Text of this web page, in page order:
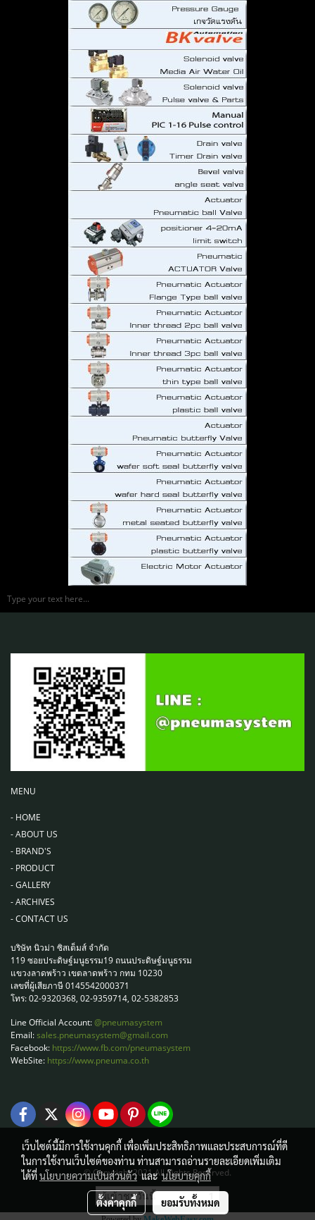
Type your text here...
MENU
- HOME
-ABOUT US
- BRAND'S
- PRODUCT
-GALLERY
-ARCHIVES
-CONTACT US
บริษัท นิวม่า ซิสเต็มส์ จำกัด
119 ซอยประดิษฐ์มนูธรรม19 ถนนประดิษฐ์มนูธรรม
แขวงลาดพร้าว เขตลาดพร้าว กทม 10230
เลขที่ผู้เสียภาษี 0145542000371
โทร: 02-9320368, 02-9359714, 02-5382853
Line Official Account:@pneumasystem
Email:sales.pneumasystem@gmail.com
Facebook: https://www.fb.com/pneumasystem
WebSite: https://www.pneuma.co.th
© Copyright 2021 All Rights Reserved.
ผู้เข้าชมวันนี้ 1
เว็บไซต์นี้มีการใช้งานคุกกี้ เพื่อเพิ่มประสิทธิภาพและประสบการณ์ที่ดี
ในการใช้งานเว็บไซต์ของท่าน ท่านสามารถอ่านรายละเอียดเพิ่มเติม
ได้ที่นโยบายความเป็นส่วนตัวและนโยบายคุกกี้
ตั้งค่าคุกกี้ ยอมรับทั้งหมด